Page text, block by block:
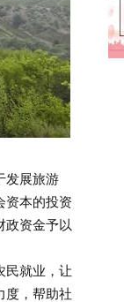
发展旅游
资本的投资
政资金予以
就业，让
度，帮助社